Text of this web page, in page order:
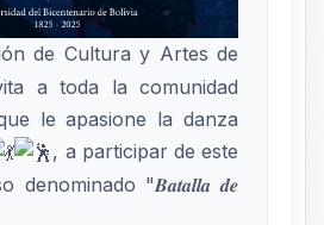
de Cultura y Artes de
a toda la comunidad
le apasione la danza
, a participar de este
denominado "𝑩𝒂𝒕𝒂𝒍𝒍𝒂 𝒅𝒆